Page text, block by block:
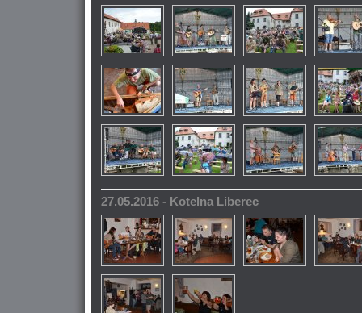
27.05.2016 - Kotelna Liberec